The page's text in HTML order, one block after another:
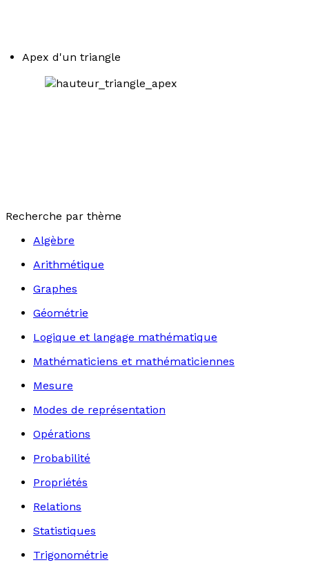
Apex d'un triangle
Recherche par thème
Algèbre
Arithmétique
Graphes
Géométrie
Logique et langage mathématique
Mathématiciens et mathématiciennes
Mesure
Modes de représentation
Opérations
Probabilité
Propriétés
Relations
Statistiques
Trigonométrie